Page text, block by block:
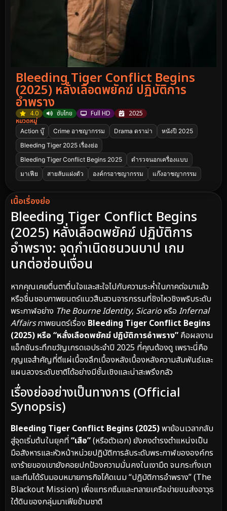
Bleeding Tiger Conflict Begins
(2025) หลั่งเลือดพยัคฆ์ ปฏิบัติการ
อำพราง
4.0 ซับไทย Full HD
2025
หมวดหมู่
Action บู๊ Crime อาชญากรรม Drama ดราม่า
หนังปี 2025
Bleeding Tiger 2025 เรื่องย่อ
Bleeding Tiger Conflict Begins 2025
ตำรวจนอกเครื่องแบบ
มาเฟีย
สายลับแฝงตัว องค์กรอาชญากรรม แก๊งอาชญากรรม
เนื้อเรื่องย่อ
Bleeding Tiger Conflict Begins
(2025) หลั่งเลือดพยัคฆ์ ปฏิบัติการ
อำพราง: จุดกำเนิดชนวนบาป เกม
นกต่อซ่อนเงื่อน
หากคุณเคยตื่นตาตื่นใจและสะใจไปกับความระห่ำในภาคต่อมาแล้ว
หรือชื่นชอบภาพยนตร์แนวสืบสวนจารกรรมที่ชิงไหวชิงพริบระดับ
พระกาฬอย่าง The Bourne Identity, Sicario หรือ Infernal
Affairsภาพยนตร์เรื่อง Bleeding Tiger Conflict Begins
(2025) หรือ “หลั่งเลือดพยัคฆ์ ปฏิบัติการอำพราง” คือผลงาน
แอ็กชันระทึกขวัญเกรดเอประจำปี 2025 ที่คุณต้องดู เพราะนี่คือ
กุญแจสำคัญที่ตีแผ่เบื้องลึกเบื้องหลังเบื้องหลังความสัมพันธ์และ
แผนลวงระดับชาติได้อย่างมีชั้นเชิงและน่าสะพรึงกลัว
เรื่องย่ออย่างเป็นทางการ (Official
Synopsis)
Bleeding Tiger Conflict Begins (2025)พาย้อนเวลากลับ
สู่จุดเริ่มต้นในยุคที่“เสือ”(หรือตัวเอก) ยังคงดำรงตำแหน่งเป็น
มือสังหารและหัวหน้าหน่วยปฏิบัติการลับระดับพระกาฬขององค์กร
เงาร้ายของเขายังคอยปกป้องความมั่นคงในเงามืด จนกระทั่งเขา
และทีมได้รับมอบหมายภารกิจโค้ดเนม “ปฏิบัติการอำพราง” (The
Blackout Mission) เพื่อแทรกซึมและทลายเครือข่ายขนส่งอาวุธ
ใต้ดินของกลุ่มมาเฟียข้ามชาติ